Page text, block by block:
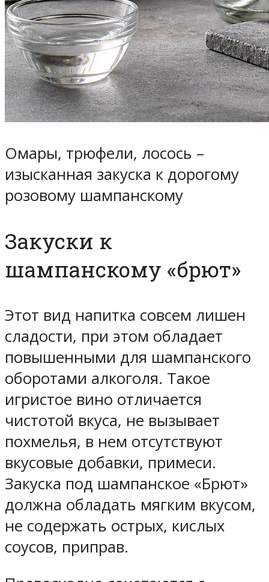
Омары, трюфели, лосось –
изысканная закуска к дорогому
розовому шампанскому
Закуски к
шампанскому «брют»
Этот вид напитка совсем лишен
сладости, при этом обладает
повышенными для шампанского
оборотами алкоголя. Такое
игристое вино отличается
чистотой вкуса, не вызывает
похмелья, в нем отсутствуют
вкусовые добавки, примеси.
Закуска под шампанское «Брют»
должна обладать мягким вкусом,
не содержать острых, кислых
соусов, приправ.